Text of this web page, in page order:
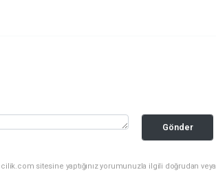
Gönder
sitesine yaptığınız yorumunuzla ilgili doğrudan veya